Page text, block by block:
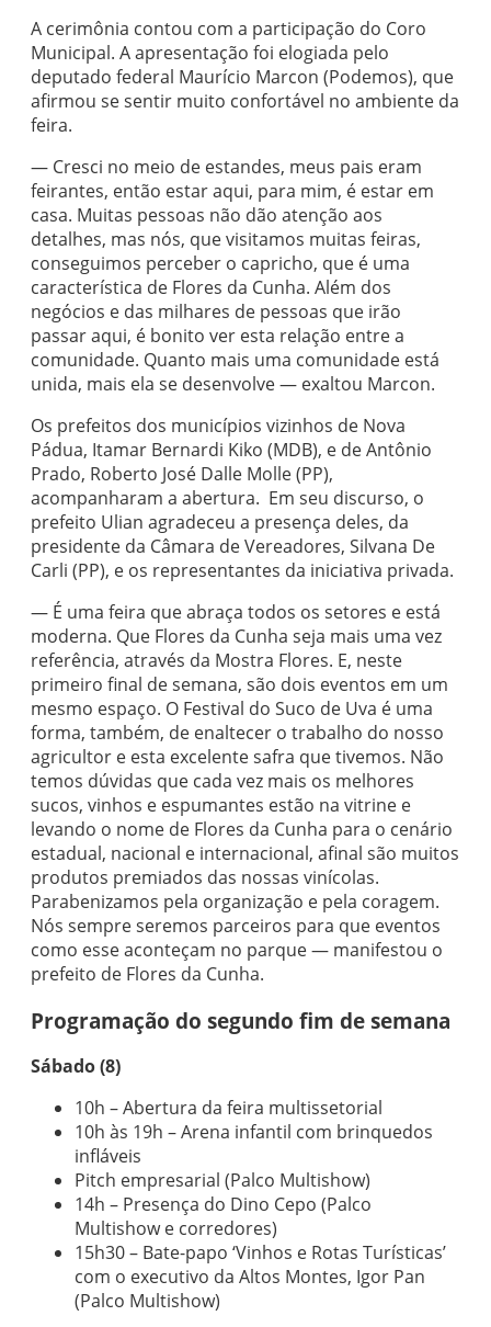
A cerimônia contou com a participação do Coro
Municipal. A apresentação foi elogiada pelo
deputado federal Maurício Marcon (Podemos), que
afirmou se sentir muito confortável no ambiente da
feira.
— Cresci no meio de estandes, meus pais eram
feirantes, então estar aqui, para mim, é estar em
casa. Muitas pessoas não dão atenção aos
detalhes, mas nós, que visitamos muitas feiras,
conseguimos perceber o capricho, que é uma
característica de Flores da Cunha. Além dos
negócios e das milhares de pessoas que irão
passar aqui, é bonito ver esta relação entre a
comunidade. Quanto mais uma comunidade está
unida, mais ela se desenvolve — exaltou Marcon.
Os prefeitos dos municípios vizinhos de Nova
Pádua, Itamar Bernardi Kiko (MDB), e de Antônio
Prado, Roberto José Dalle Molle (PP),
acompanharam a abertura. Em seu discurso, o
prefeito Ulian agradeceu a presença deles, da
presidente da Câmara de Vereadores, Silvana De
Carli (PP), e os representantes da iniciativa privada.
— É uma feira que abraça todos os setores e está
moderna. Que Flores da Cunha seja mais uma vez
referência, através da Mostra Flores. E, neste
primeiro final de semana, são dois eventos em um
mesmo espaço. O Festival do Suco de Uva é uma
forma, também, de enaltecer o trabalho do nosso
agricultor e esta excelente safra que tivemos. Não
temos dúvidas que cada vez mais os melhores
sucos, vinhos e espumantes estão na vitrine e
levando o nome de Flores da Cunha para o cenário
estadual, nacional e internacional, afinal são muitos
produtos premiados das nossas vinícolas.
Parabenizamos pela organização e pela coragem.
Nós sempre seremos parceiros para que eventos
como esse aconteçam no parque — manifestou o
prefeito de Flores da Cunha.
Programação do segundo fim de semana
Sábado (8)
10h – Abertura da feira multissetorial
10h às 19h –Arena infantil com brinquedos
infláveis
Pitch empresarial (Palco Multishow)
14h – Presença do Dino Cepo (Palco
Multishow e corredores)
15h30 – Bate-papo ‘Vinhos e Rotas Turísticas’
com o executivo da Altos Montes, Igor Pan
(Palco Multishow)